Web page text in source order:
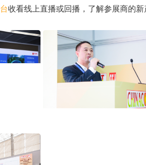
收看线上直播或回播，了解参展商的新